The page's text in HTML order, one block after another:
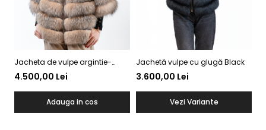
Jacheta de vulpe argintie-
crystal
4.500,00 Lei
Adauga in cos
Jachetă vulpe cu glugă Black
3.600,00 Lei
Vezi Variante